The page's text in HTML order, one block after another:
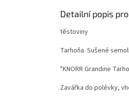
Detailní popis
těstoviny
Tarhoňa. Sušené
"KNORR Grandine
Zavářka do polévky,